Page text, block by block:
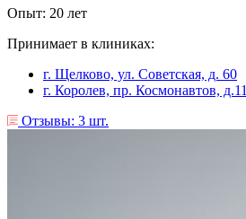
Опыт: 20 лет
Принимает в клиниках:
г. Щелково, ул. Советская, д. 60
г. Королев, пр. Космонавтов, д.11
Отзывы: 3 шт.